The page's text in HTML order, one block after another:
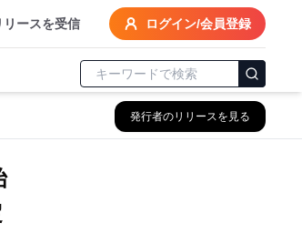
リースを受信 ログイン/会員登録
発行者のリリースを見る